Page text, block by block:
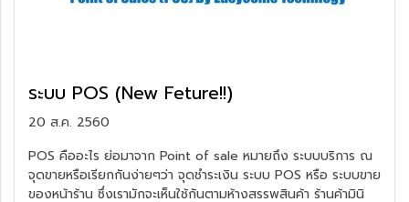
ระบบ POS (New Feture!!)
20 ส.ค. 2560
POS คืออะไร ย่อมาจาก Point of sale หมายถึง ระบบบริการ ณ
จุดขายหรือเรียกกันง่ายๆว่า จุดชำระเงิน ระบบ POS หรือ ระบบขาย
ของหน้าร้าน ซึ่งเรามักจะเห็นใช้กันตามห้างสรรพสินค้า ร้านค้ามินิ